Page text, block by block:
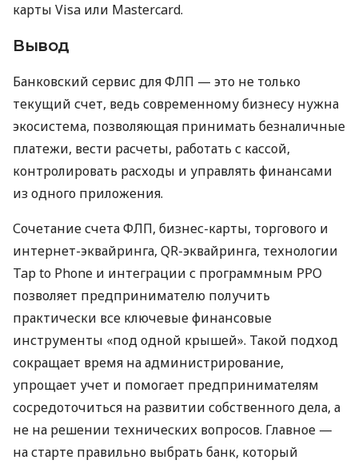
карты Visa или Mastercard.
Вывод
Банковский сервис для ФЛП — это не только
текущий счет, ведь современному бизнесу нужна
экосистема, позволяющая принимать безналичные
платежи, вести расчеты, работать с кассой,
контролировать расходы и управлять финансами
из одного приложения.
Сочетание счета ФЛП, бизнес-карты, торгового и
интернет-эквайринга, QR-эквайринга, технологии
Tap to Phone и интеграции с программным РРО
позволяет предпринимателю получить
практически все ключевые финансовые
инструменты «под одной крышей». Такой подход
сокращает время на администрирование,
упрощает учет и помогает предпринимателям
сосредоточиться на развитии собственного дела, а
не на решении технических вопросов. Главное —
на старте правильно выбрать банк, который